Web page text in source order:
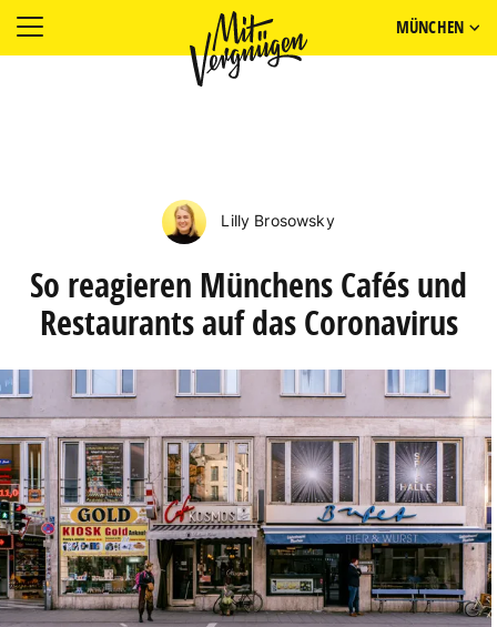
MÜNCHEN
Lilly Brosowsky
So reagieren Münchens Cafés und
Restaurants auf das Coronavirus